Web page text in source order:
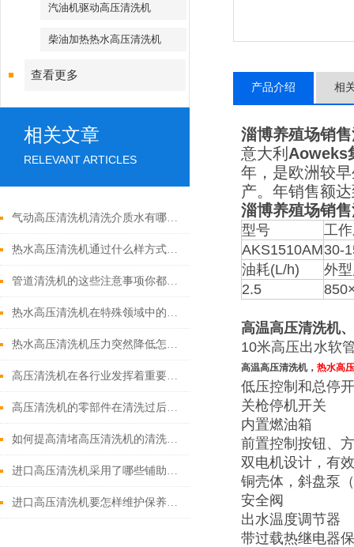
汽油机驱动高压清洗机
柴油加热热水高压清洗机
查看更多
相关文章
RELEVANT ARTICLES
气动高压清洗机清洗介质水有哪些优点
热水高压清洗机通过什么样方式来实现增压呢
管道清洗机的这些注意事项你都落实到位了吗
热水高压清洗机在特殊领域中的应用
热水高压清洗机压力突然降低怎么回事
高压清洗机在各行业发挥着重要的作用
高压清洗机的零部件在清洗过后还需要注意什么
如何提高清堵高压清洗机的清洗效果？
进口高压清洗机采用了哪些铺助系统
进口高压清洗机要怎样维护保养才算合理呢
产品介绍 相
淄博养殖场销
意大利 Aoweks
年，是欧洲较
产。年销售额
淄博养殖场销
型号
工
AKS1510AM30-
油耗(L/h)
外
2.5
高温高压清洗机、
10米高压出水软
高温高压清洗机， 热水高
低压控制和总停
关枪停机开关
内置燃油箱
前置控制按钮、
双电机设计，有
铜壳体，斜盘泵
安全阀
出水温度调节器
带过载热继电器